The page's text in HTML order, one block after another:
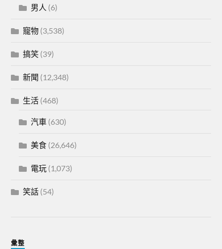
男人 (6)
寵物 (3,538)
搞笑 (39)
新聞 (12,348)
生活 (468)
汽車 (630)
美食 (26,646)
電玩 (1,073)
笑話 (54)
彙整